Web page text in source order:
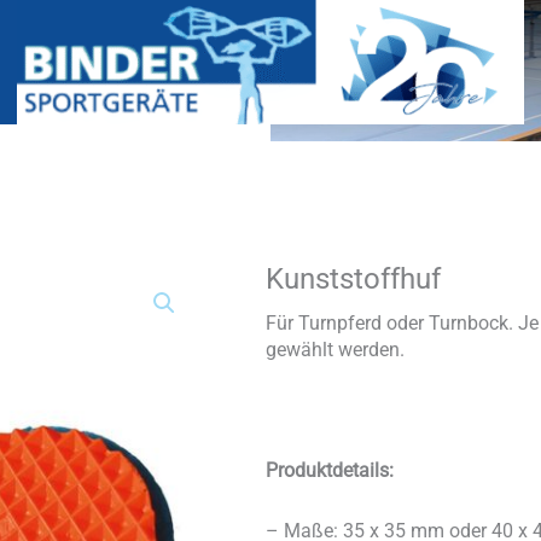
Kunststoffhuf
Für Turnpferd oder Turnbock.
gewählt werden.
Produktdetails:
– Maße: 35 x 35 mm oder 40 x
Kunststoffhuf